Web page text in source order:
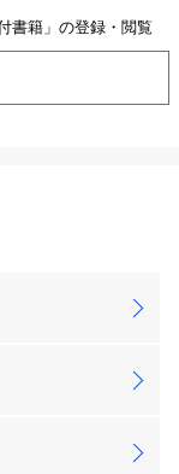
書籍」の登録・閲覧